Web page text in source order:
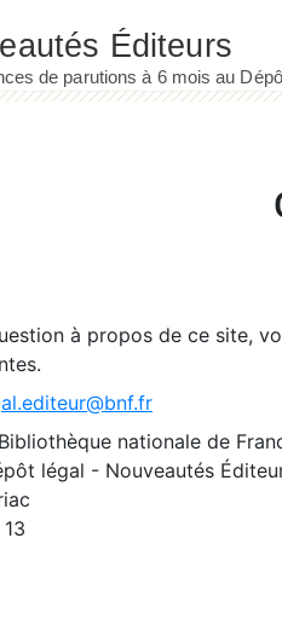
à propos de ce site,
Bibliothèque nationale de
légal - Nouveautés